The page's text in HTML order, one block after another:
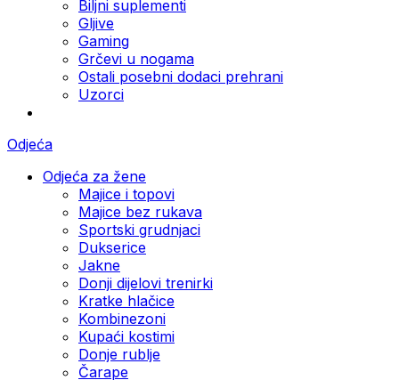
Biljni suplementi
Gljive
Gaming
Grčevi u nogama
Ostali posebni dodaci prehrani
Uzorci
Odjeća
Odjeća za žene
Majice i topovi
Majice bez rukava
Sportski grudnjaci
Dukserice
Jakne
Donji dijelovi trenirki
Kratke hlačice
Kombinezoni
Kupaći kostimi
Donje rublje
Čarape